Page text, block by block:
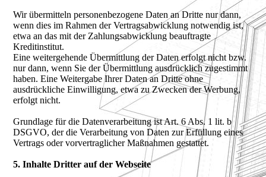
Wir übermitteln personenbezogene Daten an Dritte nur dann,
wenn dies im Rahmen der Vertragsabwicklung notwendig ist,
etwa an das mit der Zahlungsabwicklung beauftragte
Kreditinstitut.
Eine weitergehende Übermittlung der Daten erfolgt nicht bzw.
nur dann, wenn Sie der Übermittlung ausdrücklich zugestimmt
haben. Eine Weitergabe Ihrer Daten an Dritte ohne
ausdrückliche Einwilligung, etwa zu Zwecken der Werbung,
erfolgt nicht.
Grundlage für die Datenverarbeitung ist Art. 6 Abs. 1 lit. b
DSGVO, der die Verarbeitung von Daten zur Erfüllung eines
Vertrags oder vorvertraglicher Maßnahmen gestattet.
5. Inhalte Dritter auf der Webseite